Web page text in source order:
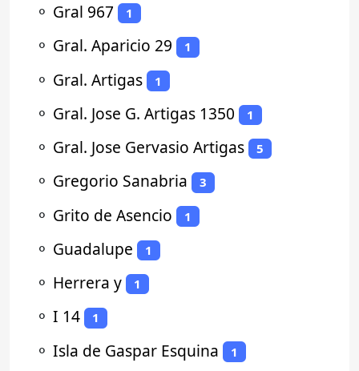
⚬ Gral 967 1
⚬ Gral. Aparicio 29 1
⚬ Gral. Artigas 1
⚬ Gral. Jose G. Artigas 1350 1
⚬ Gral. Jose Gervasio Artigas 5
⚬ Gregorio Sanabria 3
⚬ Grito de Asencio 1
⚬ Guadalupe 1
⚬ Herrera y 1
⚬ I 14 1
⚬ Isla de Gaspar Esquina 1